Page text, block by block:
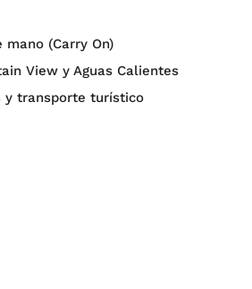
(Carry On)
View y Aguas Calientes
y transporte turístico